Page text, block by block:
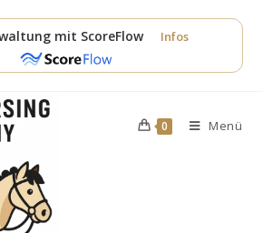
mit ScoreFlow Infos
0 Menü